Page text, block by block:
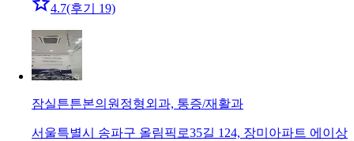
4.7(후기 19)
잠실튼튼본의원 정형외과, 통증/재활과
서울특별시 송파구 올림픽로35길 124, 장미아파트 에이상